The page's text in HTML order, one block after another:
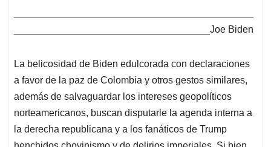
____________________________________Joe Biden
La belicosidad de Biden edulcorada con declaraciones
a favor de la paz de Colombia y otros gestos similares,
además de salvaguardar los intereses geopolíticos
norteamericanos, buscan disputarle la agenda interna a
la derecha republicana y a los fanáticos de Trump